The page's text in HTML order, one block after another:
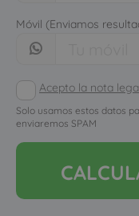
Móvil (Enviamos
Acepto la nota
Solo usamos estos datos
enviaremos SPAM